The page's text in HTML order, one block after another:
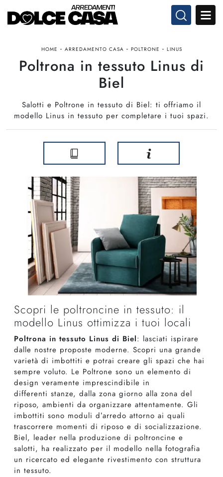
HOME - ARREDAMENTO CASA - POLTRONE - LINUS
Poltrona in tessuto Linus di
Biel
Salotti e Poltrone in tessuto di Biel: ti offriamo il
modello Linus in tessuto per completare i tuoi spazi.
Scopri le poltroncine in tessuto: il
modello Linus ottimizza i tuoi locali
Poltrona in tessuto Linus di Biel: lasciati ispirare
dalle nostre proposte moderne. Scopri una grande
varietà di imbottiti e potrai creare gli spazi che hai
sempre voluto. Le Poltrone sono un elemento di
design veramente imprescindibile in
differenti stanze, dalla zona giorno alla zona del
riposo, ambienti da organizzare attentamente. Gli
imbottiti sono moduli d’arredo attorno ai quali
trascorrere momenti di riposo e di socializzazione.
Biel, leader nella produzione di poltroncine e
salotti, ha realizzato per il modello nella fotografia
un ricercato ed elegante rivestimento con struttura
in tessuto.